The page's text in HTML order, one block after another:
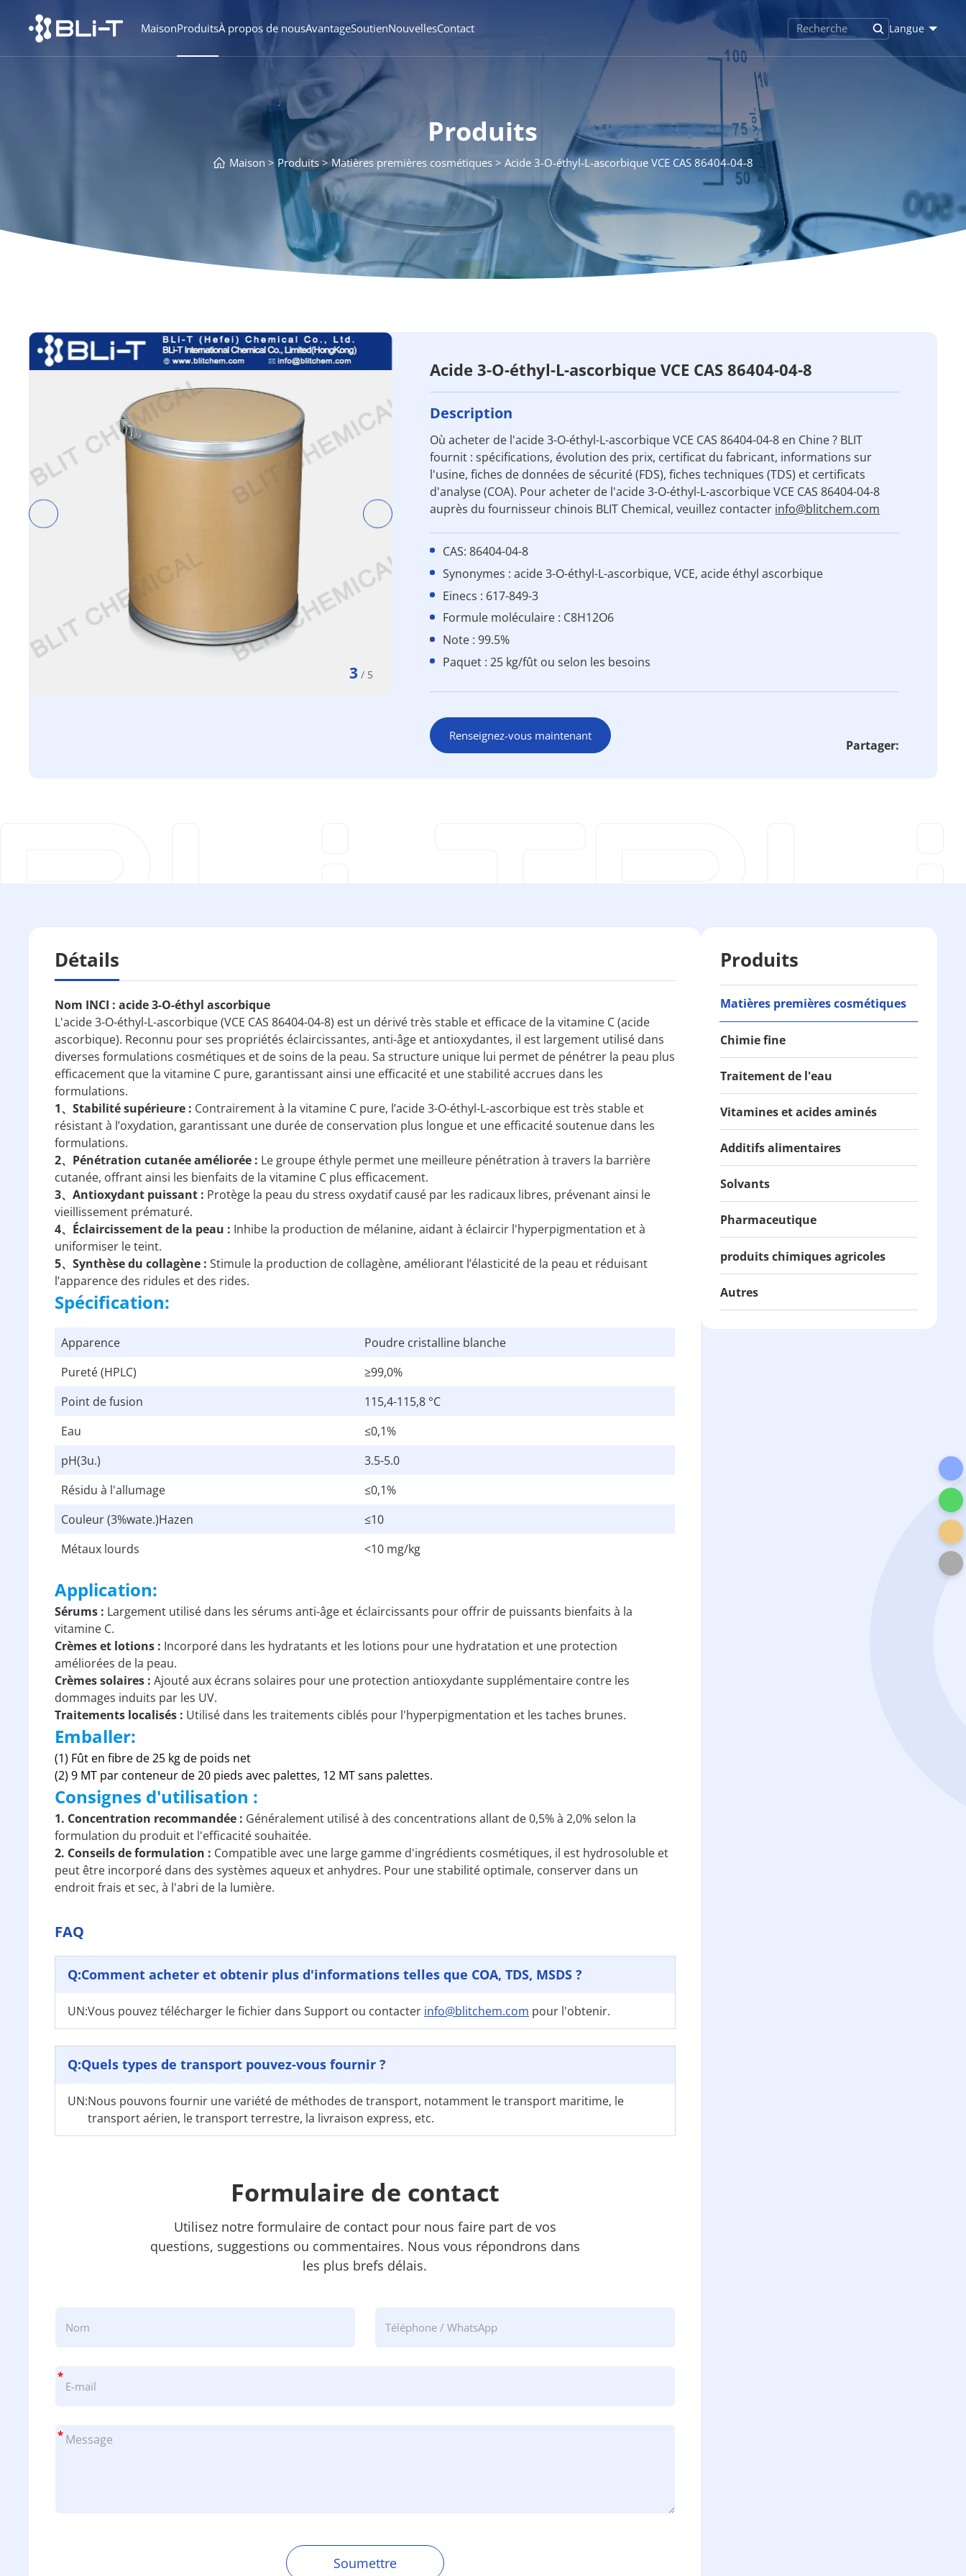
MaisonProduitsÀ propos de nousAvantageSoutienNouvellesContact Langue
Produits
Maison Produits Matières premières cosmétiques Acide 3-O-éthyl-L-ascorbique VCE CAS 86404-04-8
3 / 5
Acide 3-O-éthyl-L-ascorbique VCE CAS 86404-04-8
Description
Où acheter de l'acide 3-O-éthyl-L-ascorbique VCE CAS 86404-04-8 en Chine ? BLIT
fournit : spécifications, évolution des prix, certificat du fabricant, informations sur
l'usine, fiches de données de sécurité (FDS), fiches techniques (TDS) et certificats
d'analyse (COA). Pour acheter de l'acide 3-O-éthyl-L-ascorbique VCE CAS 86404-04-8
auprès du fournisseur chinois BLIT Chemical, veuillez contacter info@blitchem.com
CAS: 86404-04-8
Synonymes : acide 3-O-éthyl-L-ascorbique, VCE, acide éthyl ascorbique
Einecs : 617-849-3
Formule moléculaire : C8H12O6
Note : 99.5%
Paquet : 25 kg/fût ou selon les besoins
Renseignez-vous maintenant
Partager:
Détails
Nom INCI : acide 3-O-éthyl ascorbique
L'acide 3-O-éthyl-L-ascorbique (VCE CAS 86404-04-8) est un dérivé très stable et efficace de la vitamine C (acide
ascorbique). Reconnu pour ses propriétés éclaircissantes, anti-âge et antioxydantes, il est largement utilisé dans
diverses formulations cosmétiques et de soins de la peau. Sa structure unique lui permet de pénétrer la peau plus
efficacement que la vitamine C pure, garantissant ainsi une efficacité et une stabilité accrues dans les
formulations.
1、Stabilité supérieure : Contrairement à la vitamine C pure, l’acide 3-O-éthyl-L-ascorbique est très stable et
résistant à l’oxydation, garantissant une durée de conservation plus longue et une efficacité soutenue dans les
formulations.
2、Pénétration cutanée améliorée : Le groupe éthyle permet une meilleure pénétration à travers la barrière
cutanée, offrant ainsi les bienfaits de la vitamine C plus efficacement.
3、Antioxydant puissant : Protège la peau du stress oxydatif causé par les radicaux libres, prévenant ainsi le
vieillissement prématuré.
4、Éclaircissement de la peau : Inhibe la production de mélanine, aidant à éclaircir l'hyperpigmentation et à
uniformiser le teint.
5、Synthèse du collagène : Stimule la production de collagène, améliorant l’élasticité de la peau et réduisant
l’apparence des ridules et des rides.
Spécification:
Apparence
Poudre cristalline blanche
Pureté (HPLC)
≥99,0%
Point de fusion
115,4-115,8 °C
Eau
≤0,1%
pH(3u.)
3.5-5.0
Résidu à l'allumage
≤0,1%
Couleur (3%wate.)Hazen
≤10
Métaux lourds
<10 mg/kg
Application:
Sérums : Largement utilisé dans les sérums anti-âge et éclaircissants pour offrir de puissants bienfaits à la
vitamine C.
Crèmes et lotions : Incorporé dans les hydratants et les lotions pour une hydratation et une protection
améliorées de la peau.
Crèmes solaires : Ajouté aux écrans solaires pour une protection antioxydante supplémentaire contre les
dommages induits par les UV.
Traitements localisés : Utilisé dans les traitements ciblés pour l'hyperpigmentation et les taches brunes.
Emballer:
(1) Fût en fibre de 25 kg de poids net
(2) 9 MT par conteneur de 20 pieds avec palettes, 12 MT sans palettes.
Consignes d'utilisation :
1. Concentration recommandée : Généralement utilisé à des concentrations allant de 0,5% à 2,0% selon la
formulation du produit et l'efficacité souhaitée.
2. Conseils de formulation : Compatible avec une large gamme d'ingrédients cosmétiques, il est hydrosoluble et
peut être incorporé dans des systèmes aqueux et anhydres. Pour une stabilité optimale, conserver dans un
endroit frais et sec, à l'abri de la lumière.
FAQ
Q:Comment acheter et obtenir plus d'informations telles que COA, TDS, MSDS ?
UN:Vous pouvez télécharger le fichier dans Support ou contacter info@blitchem.com pour l'obtenir.
Q:Quels types de transport pouvez-vous fournir ?
UN:Nous pouvons fournir une variété de méthodes de transport, notamment le transport maritime, le
transport aérien, le transport terrestre, la livraison express, etc.
Formulaire de contact
Utilisez notre formulaire de contact pour nous faire part de vos
questions, suggestions ou commentaires. Nous vous répondrons dans
les plus brefs délais.
*
*
Soumettre
Produits
Matières premières cosmétiques
Chimie fine
Traitement de l'eau
Vitamines et acides aminés
Additifs alimentaires
Solvants
Pharmaceutique
produits chimiques agricoles
Autres